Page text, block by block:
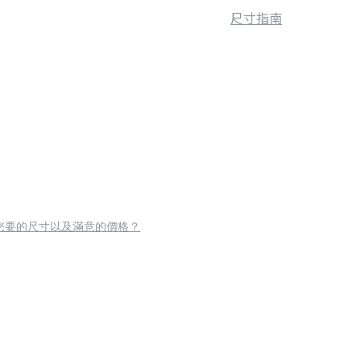
尺寸指南
要的尺寸以及滿意的價格？